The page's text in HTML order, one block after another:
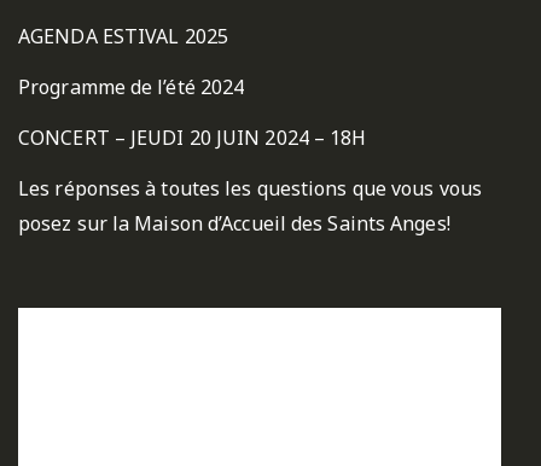
AGENDA ESTIVAL 2025
Programme de l’été 2024
CONCERT – JEUDI 20 JUIN 2024 – 18H
Les réponses à toutes les questions que vous vous
posez sur la Maison d’Accueil des Saints Anges!